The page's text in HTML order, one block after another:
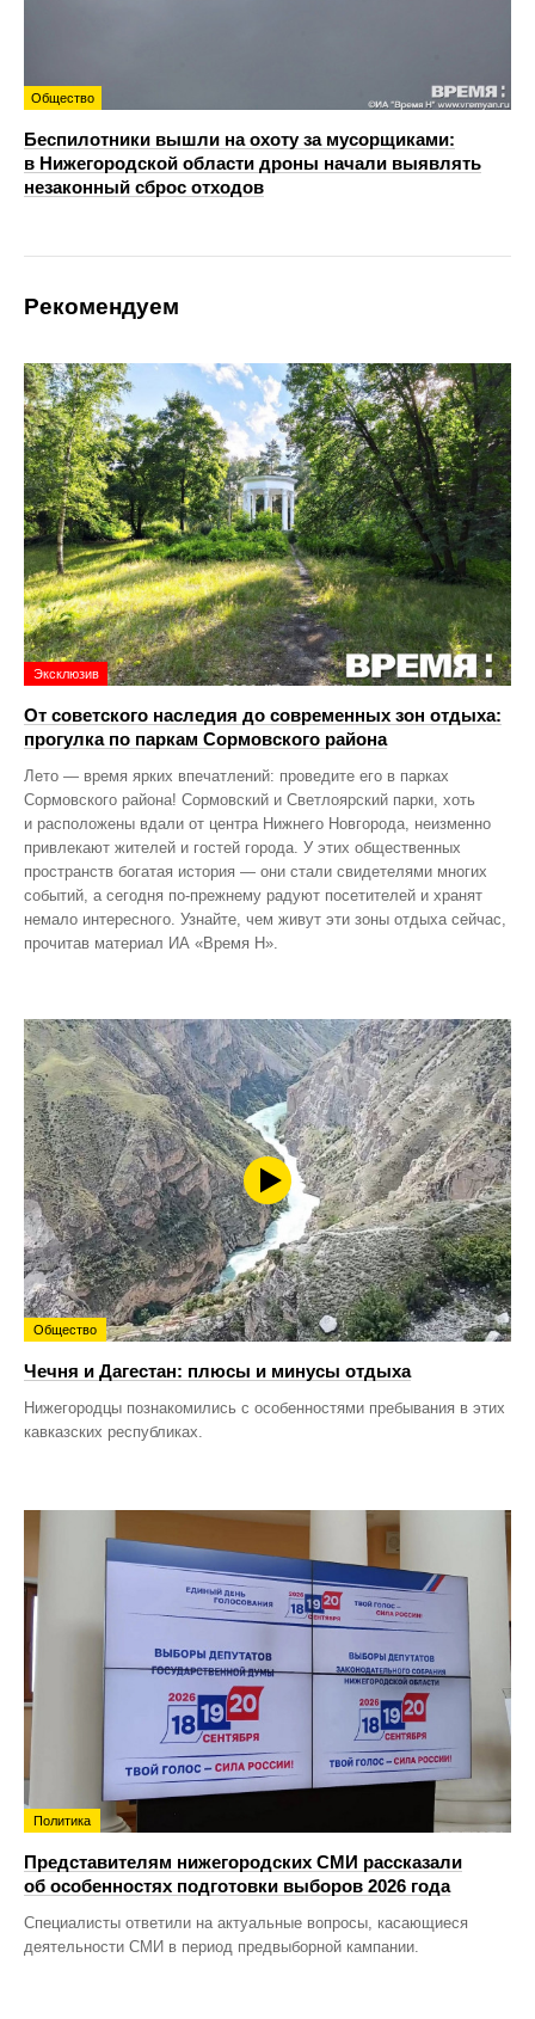
Общество
Беспилотники вышли на охоту за мусорщиками:
в Нижегородской области дроны начали выявлять
незаконный сброс отходов
Рекомендуем
Эксклюзив
От советского наследия до современных зон отдыха:
прогулка по паркам Сормовского района
Лето — время ярких впечатлений: проведите его в парках
Сормовского района! Сормовский и Светлоярский парки, хоть
и расположены вдали от центра Нижнего Новгорода, неизменно
привлекают жителей и гостей города. У этих общественных
пространств богатая история — они стали свидетелями многих
событий, а сегодня по‑прежнему радуют посетителей и хранят
немало интересного. Узнайте, чем живут эти зоны отдыха сейчас,
прочитав материал ИА «Время Н».
Общество
Чечня и Дагестан: плюсы и минусы отдыха
Нижегородцы познакомились с особенностями пребывания в этих
кавказских республиках.
Политика
Представителям нижегородских СМИ рассказали
об особенностях подготовки выборов 2026 года
Специалисты ответили на актуальные вопросы, касающиеся
деятельности СМИ в период предвыборной кампании.